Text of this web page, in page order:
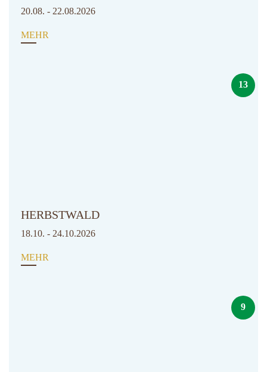
20.08. - 22.08.2026
MEHR
13
HERBSTWALD
18.10. - 24.10.2026
MEHR
9